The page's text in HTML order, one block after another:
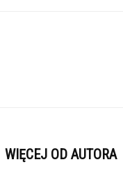
WIĘCEJ OD AUTORA